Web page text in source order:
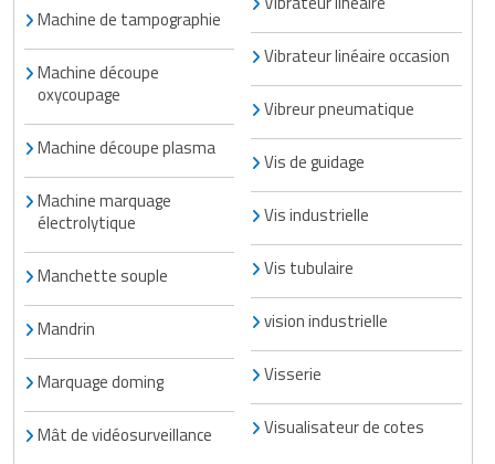
Machine de tampographie
Machine découpe
oxycoupage
Machine découpe plasma
Machine marquage
électrolytique
Manchette souple
Mandrin
Marquage doming
Mât de vidéosurveillance
Vibrateur linéaire occasion
Vibreur pneumatique
Vis de guidage
Vis industrielle
Vis tubulaire
vision industrielle
Visserie
Visualisateur de cotes